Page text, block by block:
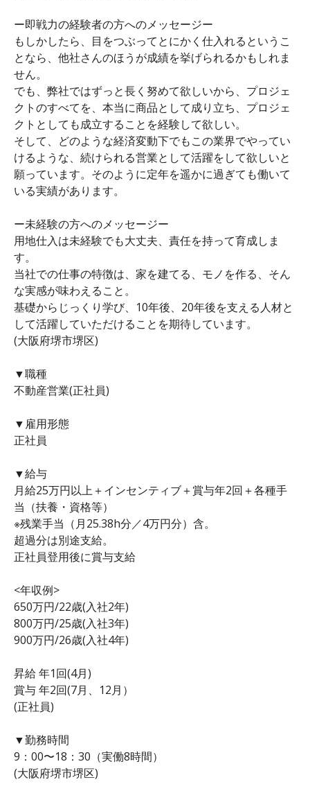
ー即戦力の経験者の方へのメッセージー
もしかしたら、目をつぶってとにかく仕入れるというこ
となら、他社さんのほうが成績を挙げられるかもしれま
せん。
でも、弊社ではずっと長く努めて欲しいから、プロジェ
クトのすべてを、本当に商品として成り立ち、プロジェ
クトとしても成立することを経験して欲しい。
そして、どのような経済変動下でもこの業界でやってい
けるような、続けられる営業として活躍をして欲しいと
願っています。そのように定年を遥かに過ぎても働いて
いる実績があります。
ー未経験の方へのメッセージー
用地仕入は未経験でも大丈夫、責任を持って育成しま
す。
当社での仕事の特徴は、家を建てる、モノを作る、そん
な実感が味わえること。
基礎からじっくり学び、10年後、20年後を支える人材と
して活躍していただけることを期待しています。
(大阪府堺市堺区)
▼職種
不動産営業(正社員)
▼雇用形態
正社員
▼給与
月給25万円以上＋インセンティブ＋賞与年2回＋各種手
当（扶養・資格等）
※残業手当（月25.38h分／4万円分）含。
超過分は別途支給。
正社員登用後に賞与支給
<年収例>
650万円/22歳(入社2年)
800万円/25歳(入社3年)
900万円/26歳(入社4年)
昇給 年1回(4月)
賞与 年2回(7月、12月）
(正社員)
▼勤務時間
9：00〜18：30（実働8時間）
(大阪府堺市堺区)